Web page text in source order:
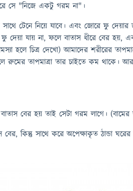
সে "নিজে একটু গরম না"।
টেনে নিয়ে যাবে। এবং জোরে ফু দেয়ার
যায় না, ফলে বাতাস ধীরে বের হয়,
হলে চিত্র দেখো) আমাদের শরীরের
রুমের তাপমাত্রা তার চাইতে কম থাকে।
বের হয় তাই সেটা গরম লাগে। (বামের
কিন্তু সাথে করে অপেক্ষাকৃত ঠান্ডা ঘরের